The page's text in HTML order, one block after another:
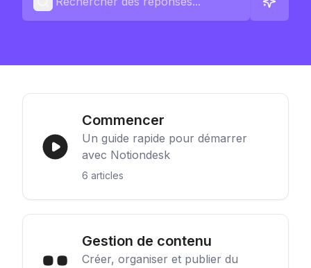
Commencer
Un guide rapide pour démarrer
avec Notiondesk
6 articles
Gestion de contenu
Créer, organiser et publier du